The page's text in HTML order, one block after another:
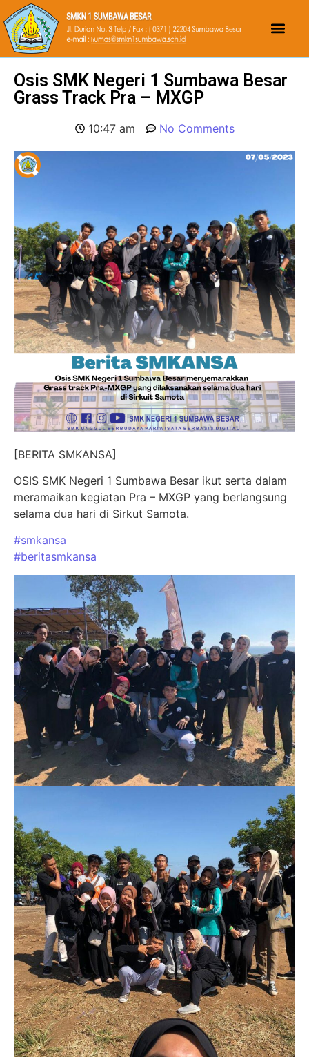
Osis SMK Negeri 1 Sumbawa Besar
Grass Track Pra – MXGP
10:47 am No Comments
[BERITA SMKANSA]
OSIS SMK Negeri 1 Sumbawa Besar ikut serta dalam
meramaikan kegiatan Pra – MXGP yang berlangsung
selama dua hari di Sirkut Samota.
#smkansa
#beritasmkansa